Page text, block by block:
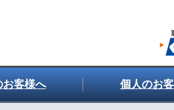
お客様へ 個人のお